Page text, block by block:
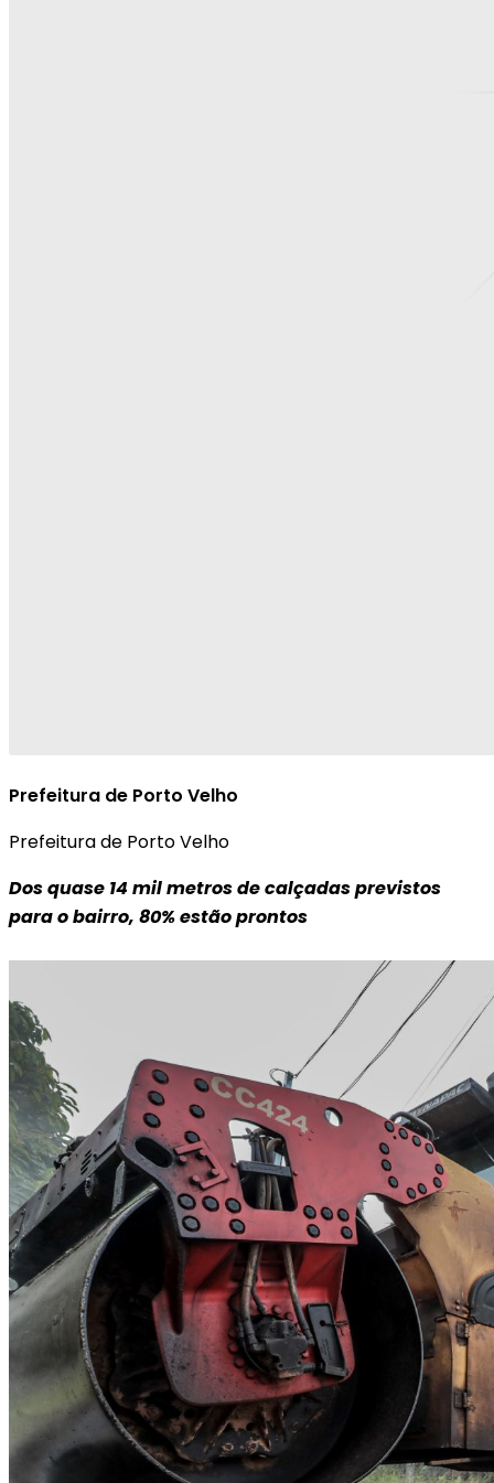
Prefeitura de Porto Velho
Prefeitura de Porto Velho
Dos quase 14 mil metros de calçadas previstos
para o bairro, 80% estão prontos